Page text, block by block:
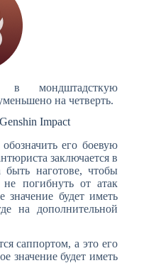
в мондштадсткую
на четверть.
Impact
его боевую
заключается в
быть наготове, чтобы
погибнуть от атак
значение будет иметь
на дополнительной
саппортом, а это его
значение будет иметь